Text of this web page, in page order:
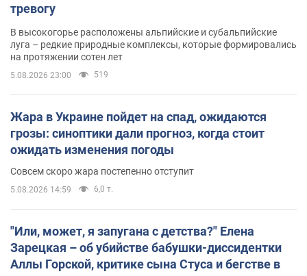
тревогу
В высокогорье расположены альпийские и субальпийские
луга – редкие природные комплексы, которые формировались
на протяжении сотен лет
5.08.2026 23:00 519
Жара в Украине пойдет на спад, ожидаются
грозы: синоптики дали прогноз, когда стоит
ожидать изменения погоды
Совсем скоро жара постепенно отступит
5.08.2026 14:59 6,0 т.
"Или, может, я запугана с детства?" Елена
Зарецкая – об убийстве бабушки-диссидентки
Аллы Горской, критике сына Стуса и бегстве в